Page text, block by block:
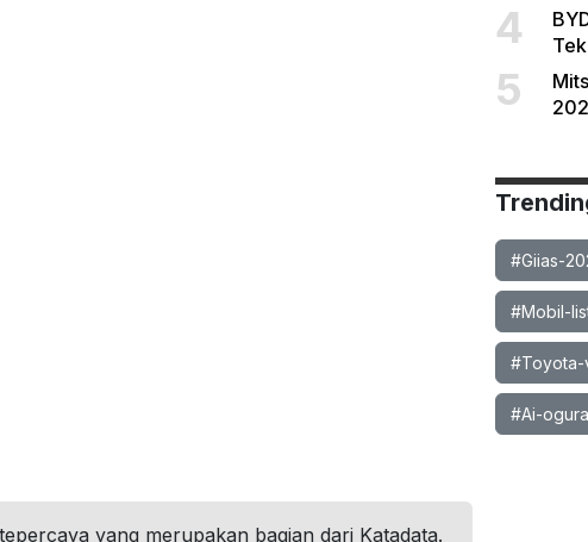
4
5
#Giias-
#Mobil-
#Ai-ogura
yang merupakan bagian dari Katadata.